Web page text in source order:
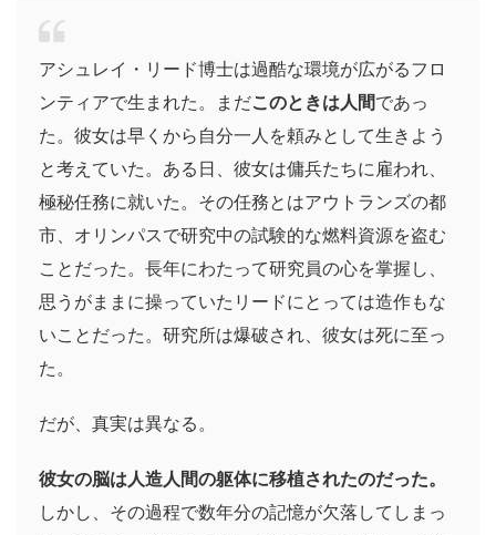
アシュレイ・リード博士は過酷な環境が広がるフロ
ンティアで生まれた。まだこのときは人間であっ
た。彼女は早くから自分一人を頼みとして生きよう
と考えていた。ある日、彼女は傭兵たちに雇われ、
極秘任務に就いた。その任務とはアウトランズの都
市、オリンパスで研究中の試験的な燃料資源を盗む
ことだった。長年にわたって研究員の心を掌握し、
思うがままに操っていたリードにとっては造作もな
いことだった。研究所は爆破され、彼女は死に至っ
た。
だが、真実は異なる。
彼女の脳は人造人間の躯体に移植されたのだった。
しかし、その過程で数年分の記憶が欠落してしまっ